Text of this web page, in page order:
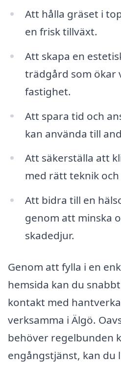
Att hålla gräset i
en frisk tillväxt.
Att skapa en
trädgård som ökar
fastighet.
Att spara tid och
kan använda till
Att säkerställa att
med rätt teknik
Att bidra till en
genom att minska
skadedjur.
Genom att fylla i en
hemsida kan du
kontakt med
verksamma i Älgö.
behöver regelbunden
engångstjänst, kan du